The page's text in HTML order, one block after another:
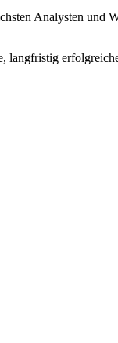
Analysten und
langfristig